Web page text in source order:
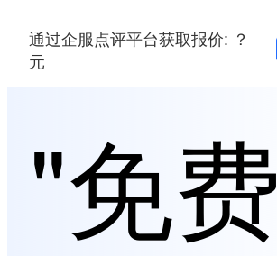
通过企服点评平台获取报价: ？
元
"免费